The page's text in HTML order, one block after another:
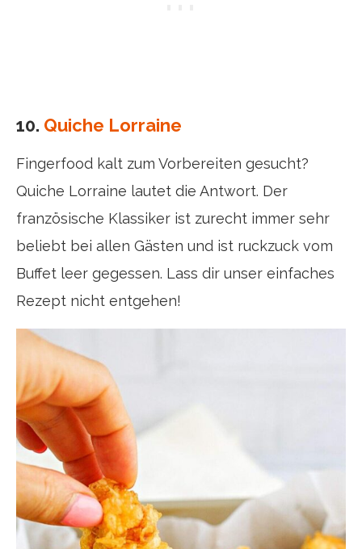
10. Quiche Lorraine
Fingerfood kalt zum Vorbereiten gesucht?
Quiche Lorraine lautet die Antwort. Der
französische Klassiker ist zurecht immer sehr
beliebt bei allen Gästen und ist ruckzuck vom
Buffet leer gegessen. Lass dir unser einfaches
Rezept nicht entgehen!